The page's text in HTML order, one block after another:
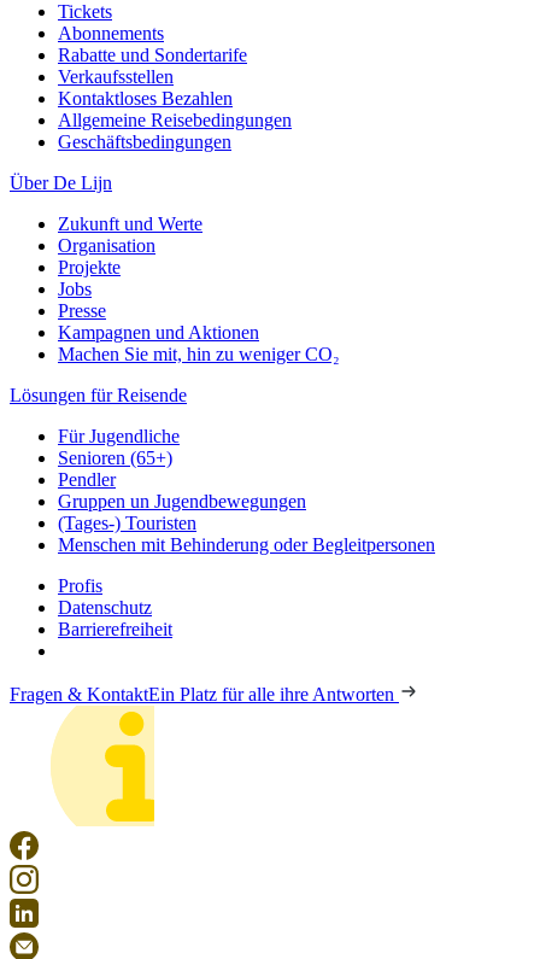
Tickets
Abonnements
Rabatte und Sondertarife
Verkaufsstellen
Kontaktloses Bezahlen
Allgemeine Reisebedingungen
Geschäftsbedingungen
Über De Lijn
Zukunft und Werte
Organisation
Projekte
Jobs
Presse
Kampagnen und Aktionen
Machen Sie mit, hin zu weniger CO₂
Lösungen für Reisende
Für Jugendliche
Senioren (65+)
Pendler
Gruppen un Jugendbewegungen
(Tages-) Touristen
Menschen mit Behinderung oder Begleitpersonen
Profis
Datenschutz
Barrierefreiheit
Fragen & KontaktEin Platz für alle ihre Antworten